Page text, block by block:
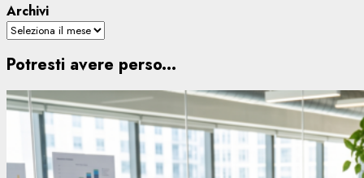
Archivi
Potresti avere perso...